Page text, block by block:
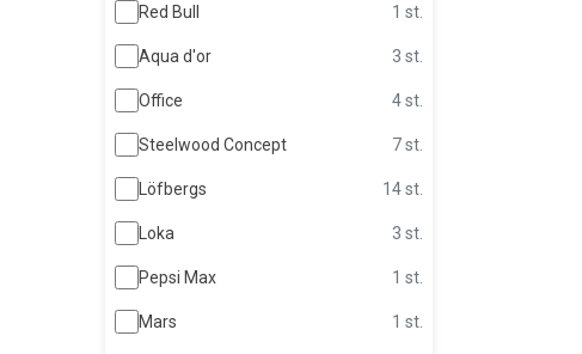
Red Bull 1 st.
Aqua d'or 3 st.
Office 4 st.
Steelwood Concept 7 st.
Löfbergs 14 st.
Loka 3 st.
Pepsi Max 1 st.
Mars 1 st.